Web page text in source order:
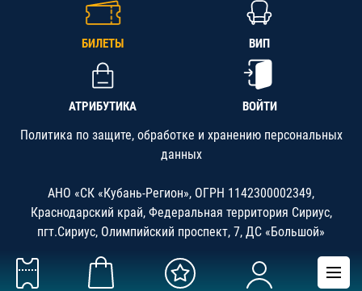
БИЛЕТЫ ВИП
АТРИБУТИКА ВОЙТИ
Политика по защите, обработке и хранению персональных
данных
АНО «СК «Кубань-Регион», ОГРН 1142300002349,
Краснодарский край, Федеральная территория Сириус,
пгт.Сириус, Олимпийский проспект, 7, ДС «Большой»